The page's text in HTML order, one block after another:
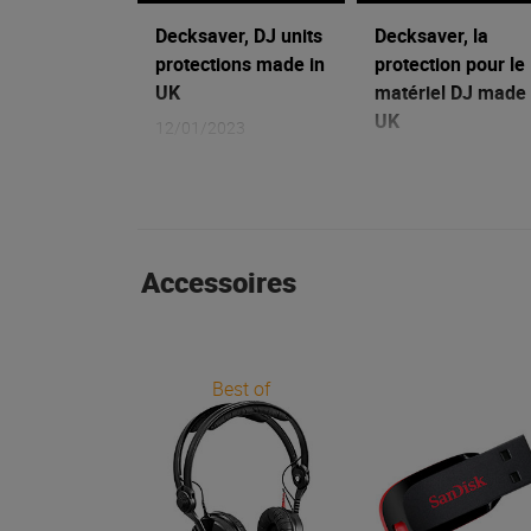
Decksaver, DJ units
protections made in
UK
12/01/2023
Decksaver, la
protection pour le
matériel DJ made
UK
Accessoires
Best of